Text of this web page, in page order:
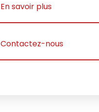
En savoir plus
Contactez-nous